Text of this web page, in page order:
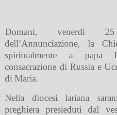
Domani, venerdì
dell’Annunciazione, la
spiritualmente a papa
consacrazione di Russia e
di Maria.
Nella diocesi lariana
preghiera presieduti dal